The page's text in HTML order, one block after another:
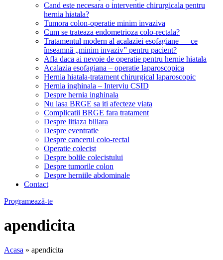
Cand este necesara o interventie chirurgicala pentru
hernia hiatala?
Tumora colon-operatie minim invaziva
Cum se trateaza endometrioza colo-rectala?
Tratamentul modern al acalaziei esofagiane — ce
înseamnă „minim invaziv” pentru pacient?
Afla daca ai nevoie de operatie pentru hernie hiatala
Acalazia esofagiana – operatie laparoscopica
Hernia hiatala-tratament chirurgical laparoscopic
Hernia inghinala – Interviu CSID
Despre hernia inghinala
Nu lasa BRGE sa iti afecteze viata
Complicatii BRGE fara tratament
Despre litiaza biliara
Despre eventratie
Despre cancerul colo-rectal
Operatie colecist
Despre bolile colecistului
Despre tumorile colon
Despre herniile abdominale
Contact
Menu
Programează-te
apendicita
Acasa » apendicita